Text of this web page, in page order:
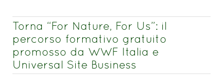
Torna “For Nature, For Us”: il
percorso formativo gratuito
promosso da WWF Italia e
Universal Site Business